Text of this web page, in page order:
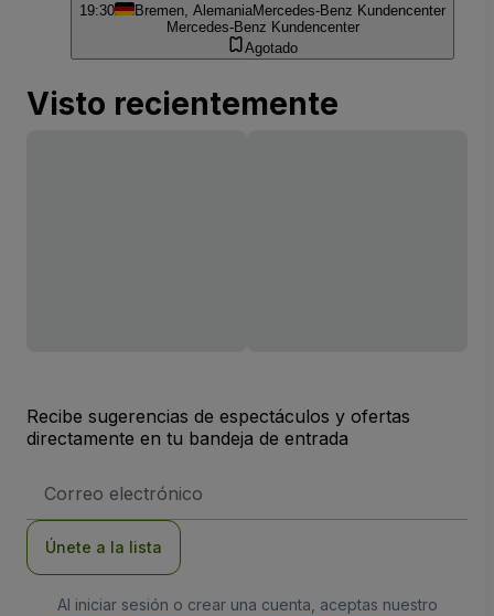
19:30 Bremen, AlemaniaMercedes-Benz Kundencenter
Mercedes-Benz Kundencenter
Agotado
Visto recientemente
Recibe sugerencias de espectáculos y ofertas
directamente en tu bandeja de entrada
de
Únete a la lista
Al iniciar sesión o crear una cuenta, aceptas nuestro